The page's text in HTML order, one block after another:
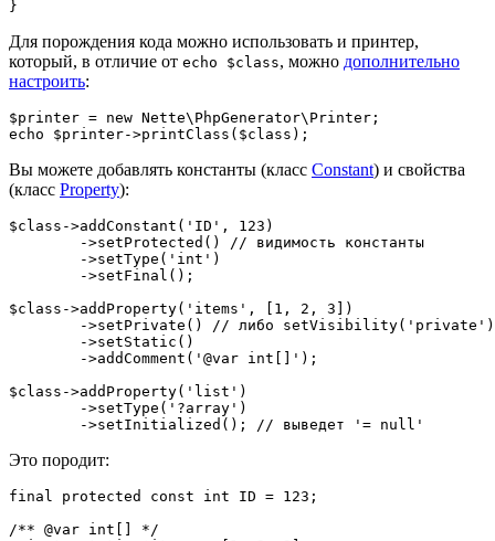
Для порождения кода можно использовать и принтер,
который, в отличие от echo $class, можно дополнительно
настроить:
$printer = new Nette\PhpGenerator\Printer;
Вы можете добавлять константы (класс Constant) и свойства
(класс Property):
$class->addConstant('ID', 123)
$class->addProperty('items', [1, 2, 3])
$class->addProperty('list')
Это породит:
final protected const int ID = 123;
/** @var int[] */